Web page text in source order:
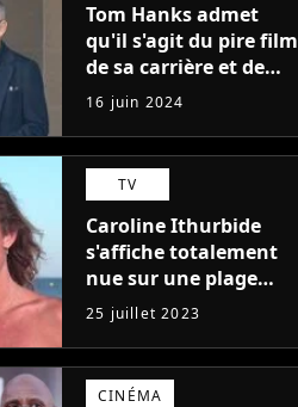
Tom Hanks admet
qu'il s'agit du pire film
de sa carrière et de
l'un des pires de
l'histoire du cinéma :
"L'un des films les
plus médiocres jamais
réalisés"
16 juin 2024
TV
Caroline Ithurbide
s'affiche totalement
nue sur une plage
naturiste : "je ne
pensais pas que
j'arriverais à le
faire..."
25 juillet 2023
CINÉMA